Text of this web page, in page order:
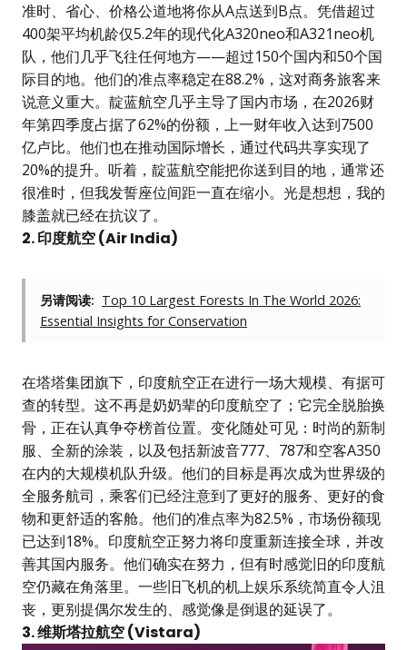
准时、省心、价格公道地将你从A点送到B点。凭借超过
400架平均机龄仅5.2年的现代化A320neo和A321neo机
队，他们几乎飞往任何地方——超过150个国内和50个国
际目的地。他们的准点率稳定在88.2%，这对商务旅客来
说意义重大。靛蓝航空几乎主导了国内市场，在2026财
年第四季度占据了62%的份额，上一财年收入达到7500
亿卢比。他们也在推动国际增长，通过代码共享实现了
20%的提升。听着，靛蓝航空能把你送到目的地，通常还
很准时，但我发誓座位间距一直在缩小。光是想想，我的
膝盖就已经在抗议了。
2. 印度航空 (Air India)
另请阅读: Top 10 Largest Forests In The World 2026:
Essential Insights for Conservation
在塔塔集团旗下，印度航空正在进行一场大规模、有据可
查的转型。这不再是奶奶辈的印度航空了；它完全脱胎换
骨，正在认真争夺榜首位置。变化随处可见：时尚的新制
服、全新的涂装，以及包括新波音777、787和空客A350
在内的大规模机队升级。他们的目标是再次成为世界级的
全服务航司，乘客们已经注意到了更好的服务、更好的食
物和更舒适的客舱。他们的准点率为82.5%，市场份额现
已达到18%。印度航空正努力将印度重新连接全球，并改
善其国内服务。他们确实在努力，但有时感觉旧的印度航
空仍藏在角落里。一些旧飞机的机上娱乐系统简直令人沮
丧，更别提偶尔发生的、感觉像是倒退的延误了。
3. 维斯塔拉航空 (Vistara)